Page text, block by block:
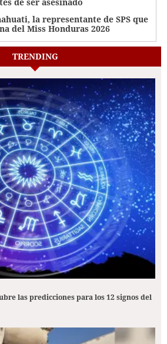
la representante de SPS que
del Miss Honduras 2026
TRENDING
las predicciones para los 12 signos del